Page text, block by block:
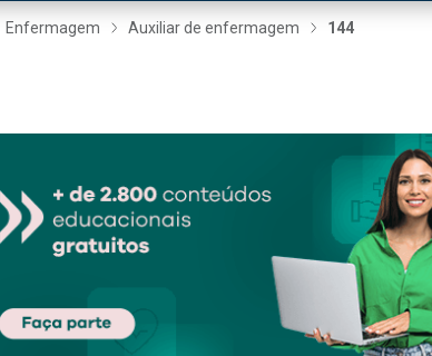
Enfermagem Auxiliar de enfermagem 144